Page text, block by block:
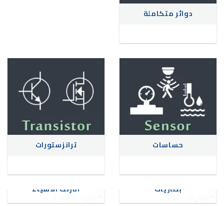
دوائر متكاملة
حساسات ترانزستورات
بطاريات انترنت الاشياء